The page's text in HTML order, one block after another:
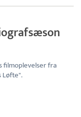
filmoplevelser fra
Løfte".